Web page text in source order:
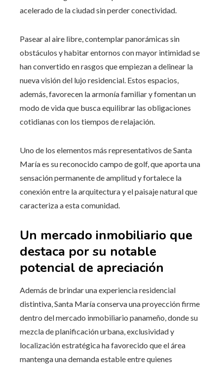
acelerado de la ciudad sin perder conectividad.
Pasear al aire libre, contemplar panorámicas sin
obstáculos y habitar entornos con mayor intimidad se
han convertido en rasgos que empiezan a delinear la
nueva visión del lujo residencial. Estos espacios,
además, favorecen la armonía familiar y fomentan un
modo de vida que busca equilibrar las obligaciones
cotidianas con los tiempos de relajación.
Uno de los elementos más representativos de Santa
María es su reconocido campo de golf, que aporta una
sensación permanente de amplitud y fortalece la
conexión entre la arquitectura y el paisaje natural que
caracteriza a esta comunidad.
Un mercado inmobiliario que
destaca por su notable
potencial de apreciación
Además de brindar una experiencia residencial
distintiva, Santa María conserva una proyección firme
dentro del mercado inmobiliario panameño, donde su
mezcla de planificación urbana, exclusividad y
localización estratégica ha favorecido que el área
mantenga una demanda estable entre quienes